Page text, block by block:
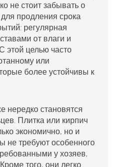
не стоит забывать о
продления срока
регулярная
от влаги и
этой целью часто
или
более устойчивы к
становятся
Плитка или кирпич
экономично, но и
не требуют особенного
у хозяев,
того, они легко